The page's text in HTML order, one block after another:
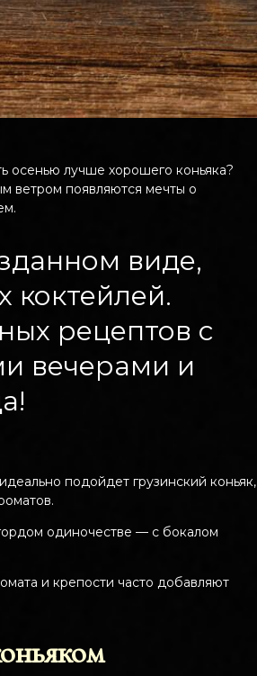
осенью лучше хорошего коньяка?
ветром появляются мечты о
виде,
коктейлей.
рецептов с
вечерами и
подойдет грузинский коньяк,
одиночестве — с бокалом
и крепости часто добавляют